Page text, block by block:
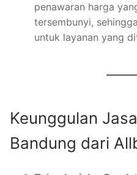
penawaran harga
tersembunyi,
untuk layanan yang
Keunggulan
Bandung dari